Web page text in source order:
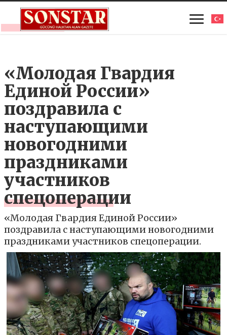
«Молодая Гвардия
Единой России»
поздравила с
наступающими
новогодними
праздниками
участников
спецоперации
«Молодая Гвардия Единой России»
поздравила с наступающими новогодними
праздниками участников спецоперации.